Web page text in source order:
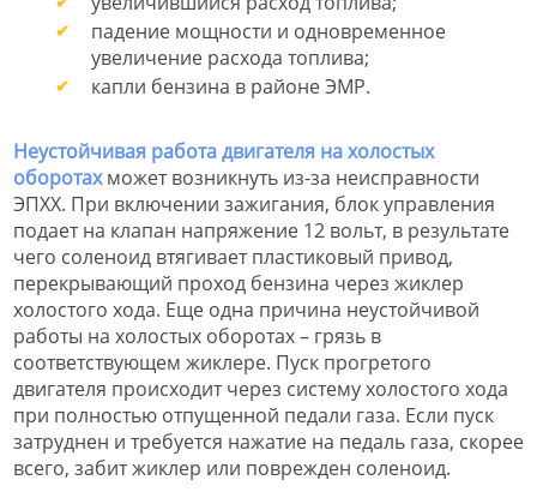
падение мощности и одновременное
увеличение расхода топлива;
капли бензина в районе ЭМР.
Неустойчивая работа двигателя на холостых
оборотахможет возникнуть из-за неисправности
ЭПХХ. При включении зажигания, блок управления
подает на клапан напряжение 12 вольт, в результате
чего соленоид втягивает пластиковый привод,
перекрывающий проход бензина через жиклер
холостого хода. Еще одна причина неустойчивой
работы на холостых оборотах – грязь в
соответствующем жиклере. Пуск прогретого
двигателя происходит через систему холостого хода
при полностью отпущенной педали газа. Если пуск
затруднен и требуется нажатие на педаль газа, скорее
всего, забит жиклер или поврежден соленоид.